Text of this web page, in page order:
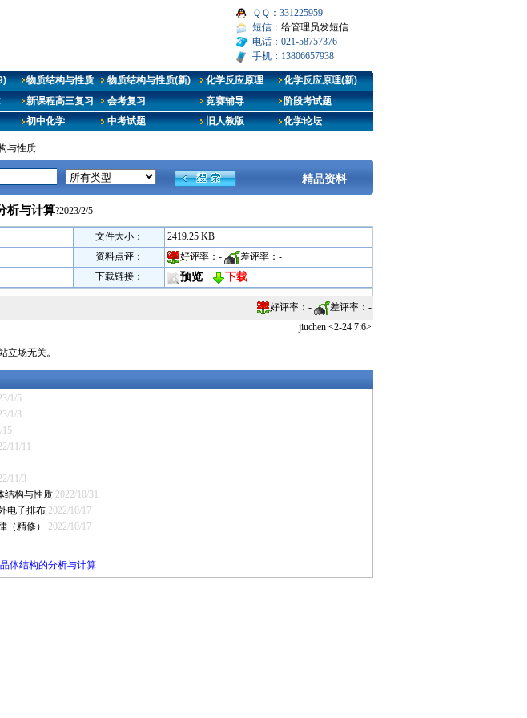
ＱＱ：331225959
短信： 给管理员发短信
电话：021-58757376
手机：13806657938
物质结构与性质 物质结构与性质(新) 化学反应原理
化学反应原理(新)
新课程高三复习 会考复习 竞赛辅导
阶段考试题
初中化学 中考试题 旧人教版 化学论坛
与性质
精品资料
析与计算?2023/2/5
文件大小：
2419.25 KB
资料点评： 好评率： - 差评率： -
下载链接： 预览 下载
好评率： - 差评率： -
jiuchen <2-24 7:6>
立场无关。
1/5
1/3
15
11/11
11/3
结构与性质 2022/10/31
电子排布 2022/10/17
（精修）
2022/10/17
体结构的分析与计算